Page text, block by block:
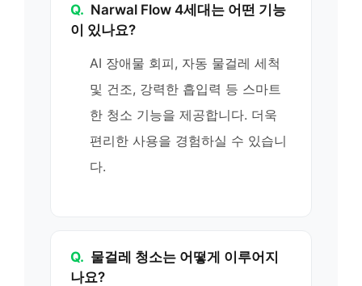
Q. Narwal Flow 4세대는 어떤 기능
이 있나요?
AI 장애물 회피, 자동 물걸레 세척
및 건조, 강력한 흡입력 등 스마트
한 청소 기능을 제공합니다. 더욱
편리한 사용을 경험하실 수 있습니
다.
Q. 물걸레 청소는 어떻게 이루어지
나요?